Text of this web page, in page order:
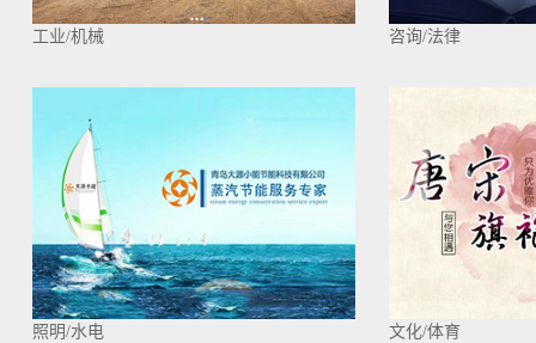
工业/机械 咨询/法律
照明/水电 文化/体育